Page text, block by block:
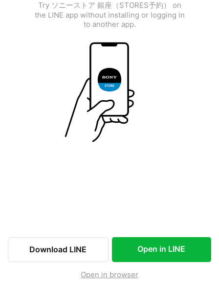
Try ソニーストア 銀座（STORES予約） on
the LINE app without installing or logging in
to another app.
Download LINE Open in LINE
Open in browser